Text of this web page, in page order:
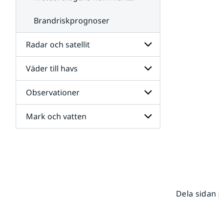
Brandriskprognoser
Radar och satellit
Undersidor
för
Radar
och
satellit
Väder till havs
Undersidor
för
Väder
till
havs
Observationer
Undersidor
för
Mark och vatten
Dela sidan